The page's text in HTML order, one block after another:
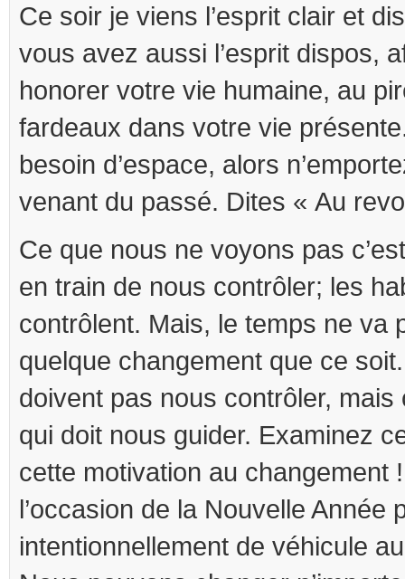
Ce soir je viens l’esprit clair et
vous avez aussi l’esprit dispos,
honorer votre vie humaine, au
fardeaux dans votre vie
besoin d’espace, alors
venant du passé. Dites « Au
Ce que nous ne voyons pas
en train de nous contrôler; les
contrôlent. Mais, le temps ne va
quelque changement que ce
doivent pas nous contrôler, mais
qui doit nous guider. Examinez
cette motivation au changement
l’occasion de la Nouvelle Année
intentionnellement de véhicule